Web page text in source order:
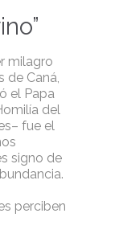
milagro
de Caná,
el Papa
del
fue el
signo de
perciben